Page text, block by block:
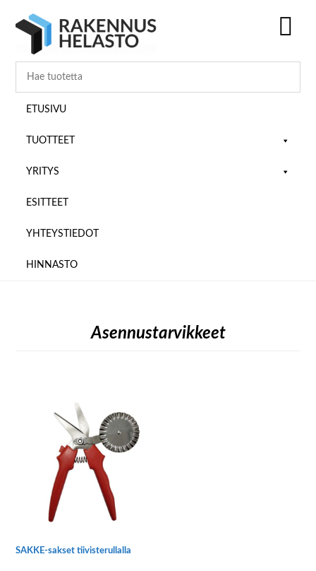
pääsisältöön
ensisijaiseen
alatunnisteeseen
ETUSIVU
TUOTTEET
YRITYS
ESITTEET
YHTEYSTIEDOT
HINNASTO
Asennustarvikkeet
SAKKE-sakset tiivisterullalla